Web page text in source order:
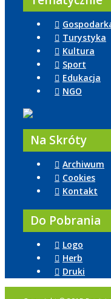
Turystyka
Kultura
Sport
Edukacja
NGO
Na Skróty
Archiwum
Cookies
Kontakt
Do Pobrania
Logo
Herb
Druki